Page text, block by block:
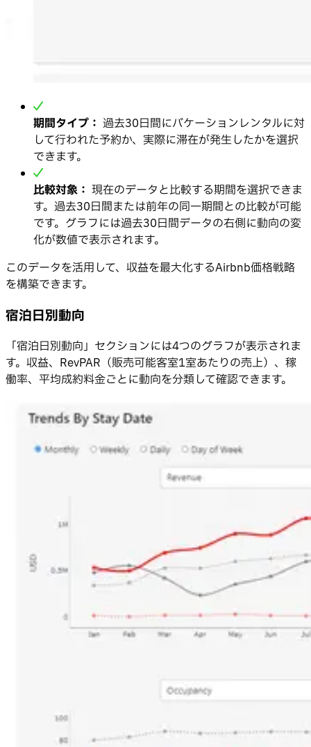
期間タイプ： 過去30日間にバケーションレンタルに対
して行われた予約か、実際に滞在が発生したかを選択
できます。
比較対象： 現在のデータと比較する期間を選択できま
す。過去30日間または前年の同一期間との比較が可能
です。グラフには過去30日間データの右側に動向の変
化が数値で表示されます。
このデータを活用して、収益を最大化するAirbnb価格戦略
を構築できます。
宿泊日別動向
「宿泊日別動向」セクションには4つのグラフが表示されま
す。収益、RevPAR（販売可能客室1室あたりの売上）、稼
働率、平均成約料金ごとに動向を分類して確認できます。